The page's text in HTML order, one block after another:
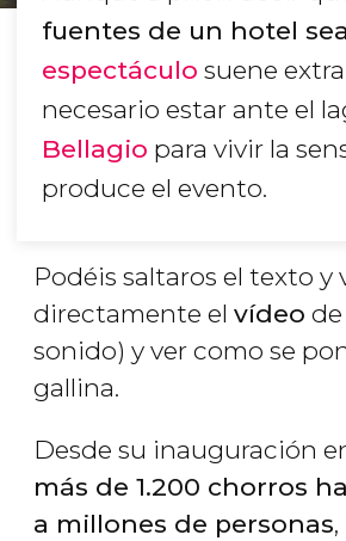
fuentes de un hotel
espectáculo suene
necesario estar ante el
Bellagio para vivir la
produce el evento.
Podéis saltaros el texto y
directamente el vídeo
sonido) y ver como se
gallina.
Desde su inauguración
más de 1.200 chorros
a millones de personas